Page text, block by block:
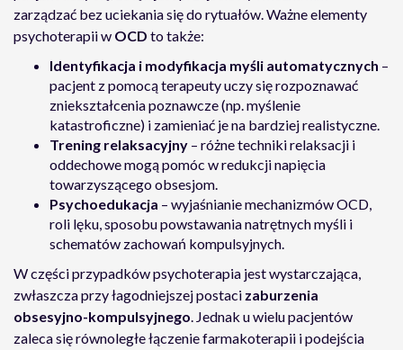
zarządzać bez uciekania się do rytuałów. Ważne elementy
psychoterapii w OCD to także:
Identyfikacja i modyfikacja myśli automatycznych –
pacjent z pomocą terapeuty uczy się rozpoznawać
zniekształcenia poznawcze (np. myślenie
katastroficzne) i zamieniać je na bardziej realistyczne.
Trening relaksacyjny – różne techniki relaksacji i
oddechowe mogą pomóc w redukcji napięcia
towarzyszącego obsesjom.
Psychoedukacja – wyjaśnianie mechanizmów OCD,
roli lęku, sposobu powstawania natrętnych myśli i
schematów zachowań kompulsyjnych.
W części przypadków psychoterapia jest wystarczająca,
zwłaszcza przy łagodniejszej postaci zaburzenia
obsesyjno-kompulsyjnego. Jednak u wielu pacjentów
zaleca się równoległe łączenie farmakoterapii i podejścia